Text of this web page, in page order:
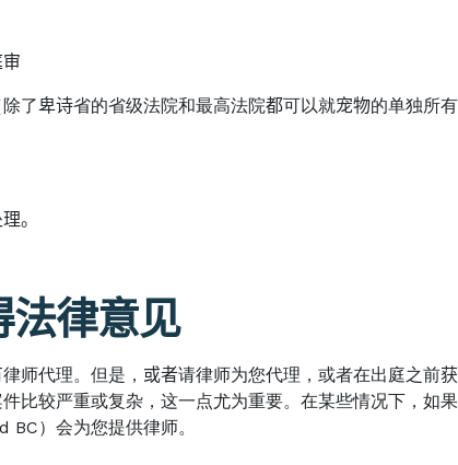
了卑诗省的省级法院和最高法院都可以就宠物的单独所
。
法律意见
律师代理。但是， 或者请律师为您代理，或者在出庭之前
比较严重或复杂，这一点尤为重要。在某些情况下，如
BC）会为您提供律师。